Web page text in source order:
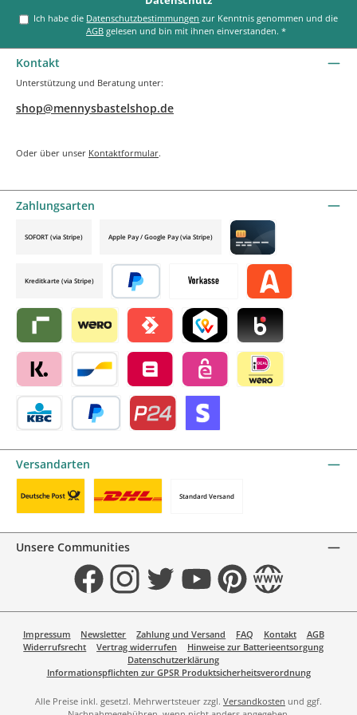
Ich habe die Datenschutzbestimmungen
AGB gelesen und bin mit ihnen einverstanden.*
Kontakt
Unterstützung und Beratung unter:
shop@mennysbastelshop.de
Oder über unser Kontaktformular.
Zahlungsarten
Vorkasse Alma by mollie
Riverty by mollie
Wero Satispay by mollieTWINT by mollieBlik by mollie
Klarna by mollieBancontact by mollie
Belfius by mollieeps by mollie
SOFORT (via Stripe) Apple Pay / Google Pay (via Stripe)
Credit card by mollie
Kreditkarte (via Stripe)
Später bezahlen
Versandarten
Standard Versand
Unsere Communities
FacebookInstagramTwitter YouTubePinterestWebsite
Impressum Newsletter Zahlung und Versand FAQ Kontakt
AGB
Widerrufsrecht
Vertrag widerrufen
Hinweise zur Batterieentsorgung
Datenschutzerklärung
Informationspflichten zur GPSR Produktsicherheitsverordnung
Alle Preise inkl. gesetzl. Mehrwertsteuer zzgl. Versandkosten und ggf.